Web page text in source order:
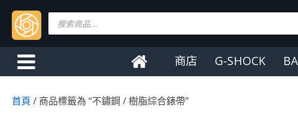
Products
search
商店 G-SHOCK
首頁 / 商品標籤為 “不鏽鋼 / 樹脂綜合錶帶”